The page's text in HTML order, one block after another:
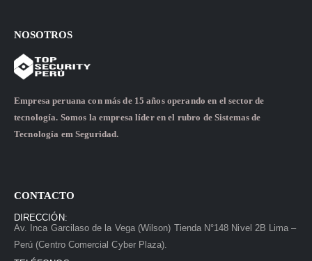
NOSOTROS
Empresa peruana con más de 15 años operando en el sector de
tecnología. Somos la empresa líder en el rubro de Sistemas de
Tecnología em Seguridad.
CONTACTO
DIRECCIÓN:
Av. Inca Garcilaso de la Vega (Wilson) Tienda N°148 Nivel 2B Lima –
Perú (Centro Comercial Cyber Plaza).